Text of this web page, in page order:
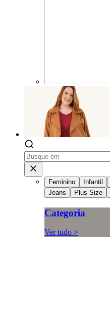
Feminino Infantil
Jeans
Plus Size
Categoria
Ver tudo >